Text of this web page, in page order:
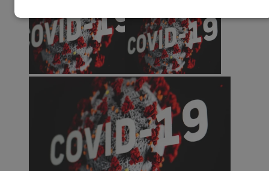
Niezbędne Wydajność Targetowanie
Funkcjonalność Niesklasyfikowane
Niezbędne Wydajność
Targetowanie
Funkcjonalność
Niesklasyfikowane